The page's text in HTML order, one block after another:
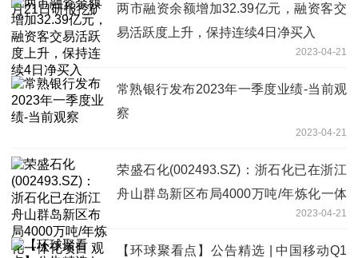
两市融资余额增加32.39亿元，融资客交
易活跃度上升，保持连续4日净买入
2023-04-21
常熟银行发布2023年一季度业绩-当前观
察
2023-04-21
荣盛石化(002493.SZ)：浙石化已在浙江
舟山群岛新区布局4000万吨/年炼化一体
2023-04-21
【环球聚看点】公告精选 | 中国移动Q1